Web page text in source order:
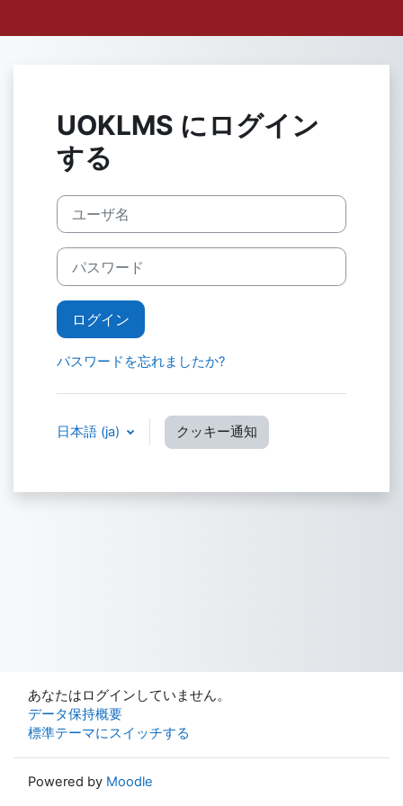
UOKLMS にログイン
する
ユーザ名
パスワード
ログイン
パスワードを忘れましたか?
日本語 ‎(ja)‎ クッキー通知
あなたはログインしていません。
データ保持概要
標準テーマにスイッチする
Powered by Moodle